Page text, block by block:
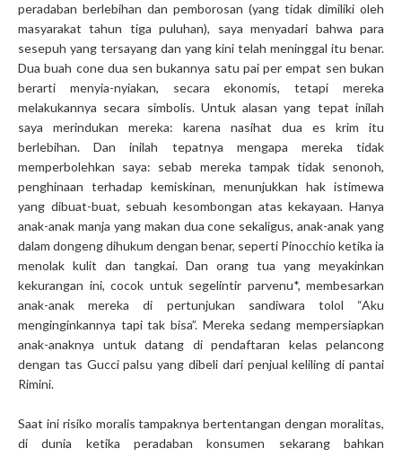
peradaban berlebihan dan pemborosan (yang tidak dimiliki oleh
masyarakat tahun tiga puluhan), saya menyadari bahwa para
sesepuh yang tersayang dan yang kini telah meninggal itu benar.
Dua buah cone dua sen bukannya satu pai per empat sen bukan
berarti menyia-nyiakan, secara ekonomis, tetapi mereka
melakukannya secara simbolis. Untuk alasan yang tepat inilah
saya merindukan mereka: karena nasihat dua es krim itu
berlebihan. Dan inilah tepatnya mengapa mereka tidak
memperbolehkan saya: sebab mereka tampak tidak senonoh,
penghinaan terhadap kemiskinan, menunjukkan hak istimewa
yang dibuat-buat, sebuah kesombongan atas kekayaan. Hanya
anak-anak manja yang makan dua cone sekaligus, anak-anak yang
dalam dongeng dihukum dengan benar, seperti Pinocchio ketika ia
menolak kulit dan tangkai. Dan orang tua yang meyakinkan
kekurangan ini, cocok untuk segelintir parvenu*, membesarkan
anak-anak mereka di pertunjukan sandiwara tolol “Aku
menginginkannya tapi tak bisa”. Mereka sedang mempersiapkan
anak-anaknya untuk datang di pendaftaran kelas pelancong
dengan tas Gucci palsu yang dibeli dari penjual keliling di pantai
Rimini.
Saat ini risiko moralis tampaknya bertentangan dengan moralitas,
di dunia ketika peradaban konsumen sekarang bahkan